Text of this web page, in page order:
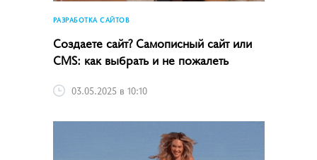
РАЗРАБОТКА САЙТОВ
Создаете сайт? Самописный сайт или
CMS: как выбрать и не пожалеть
03.05.2025 в 10:10